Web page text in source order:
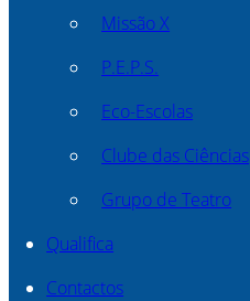
Missão X
P.E.P.S.
Eco-Escolas
Clube das Ciências
Grupo de Teatro
Qualifica
Contactos